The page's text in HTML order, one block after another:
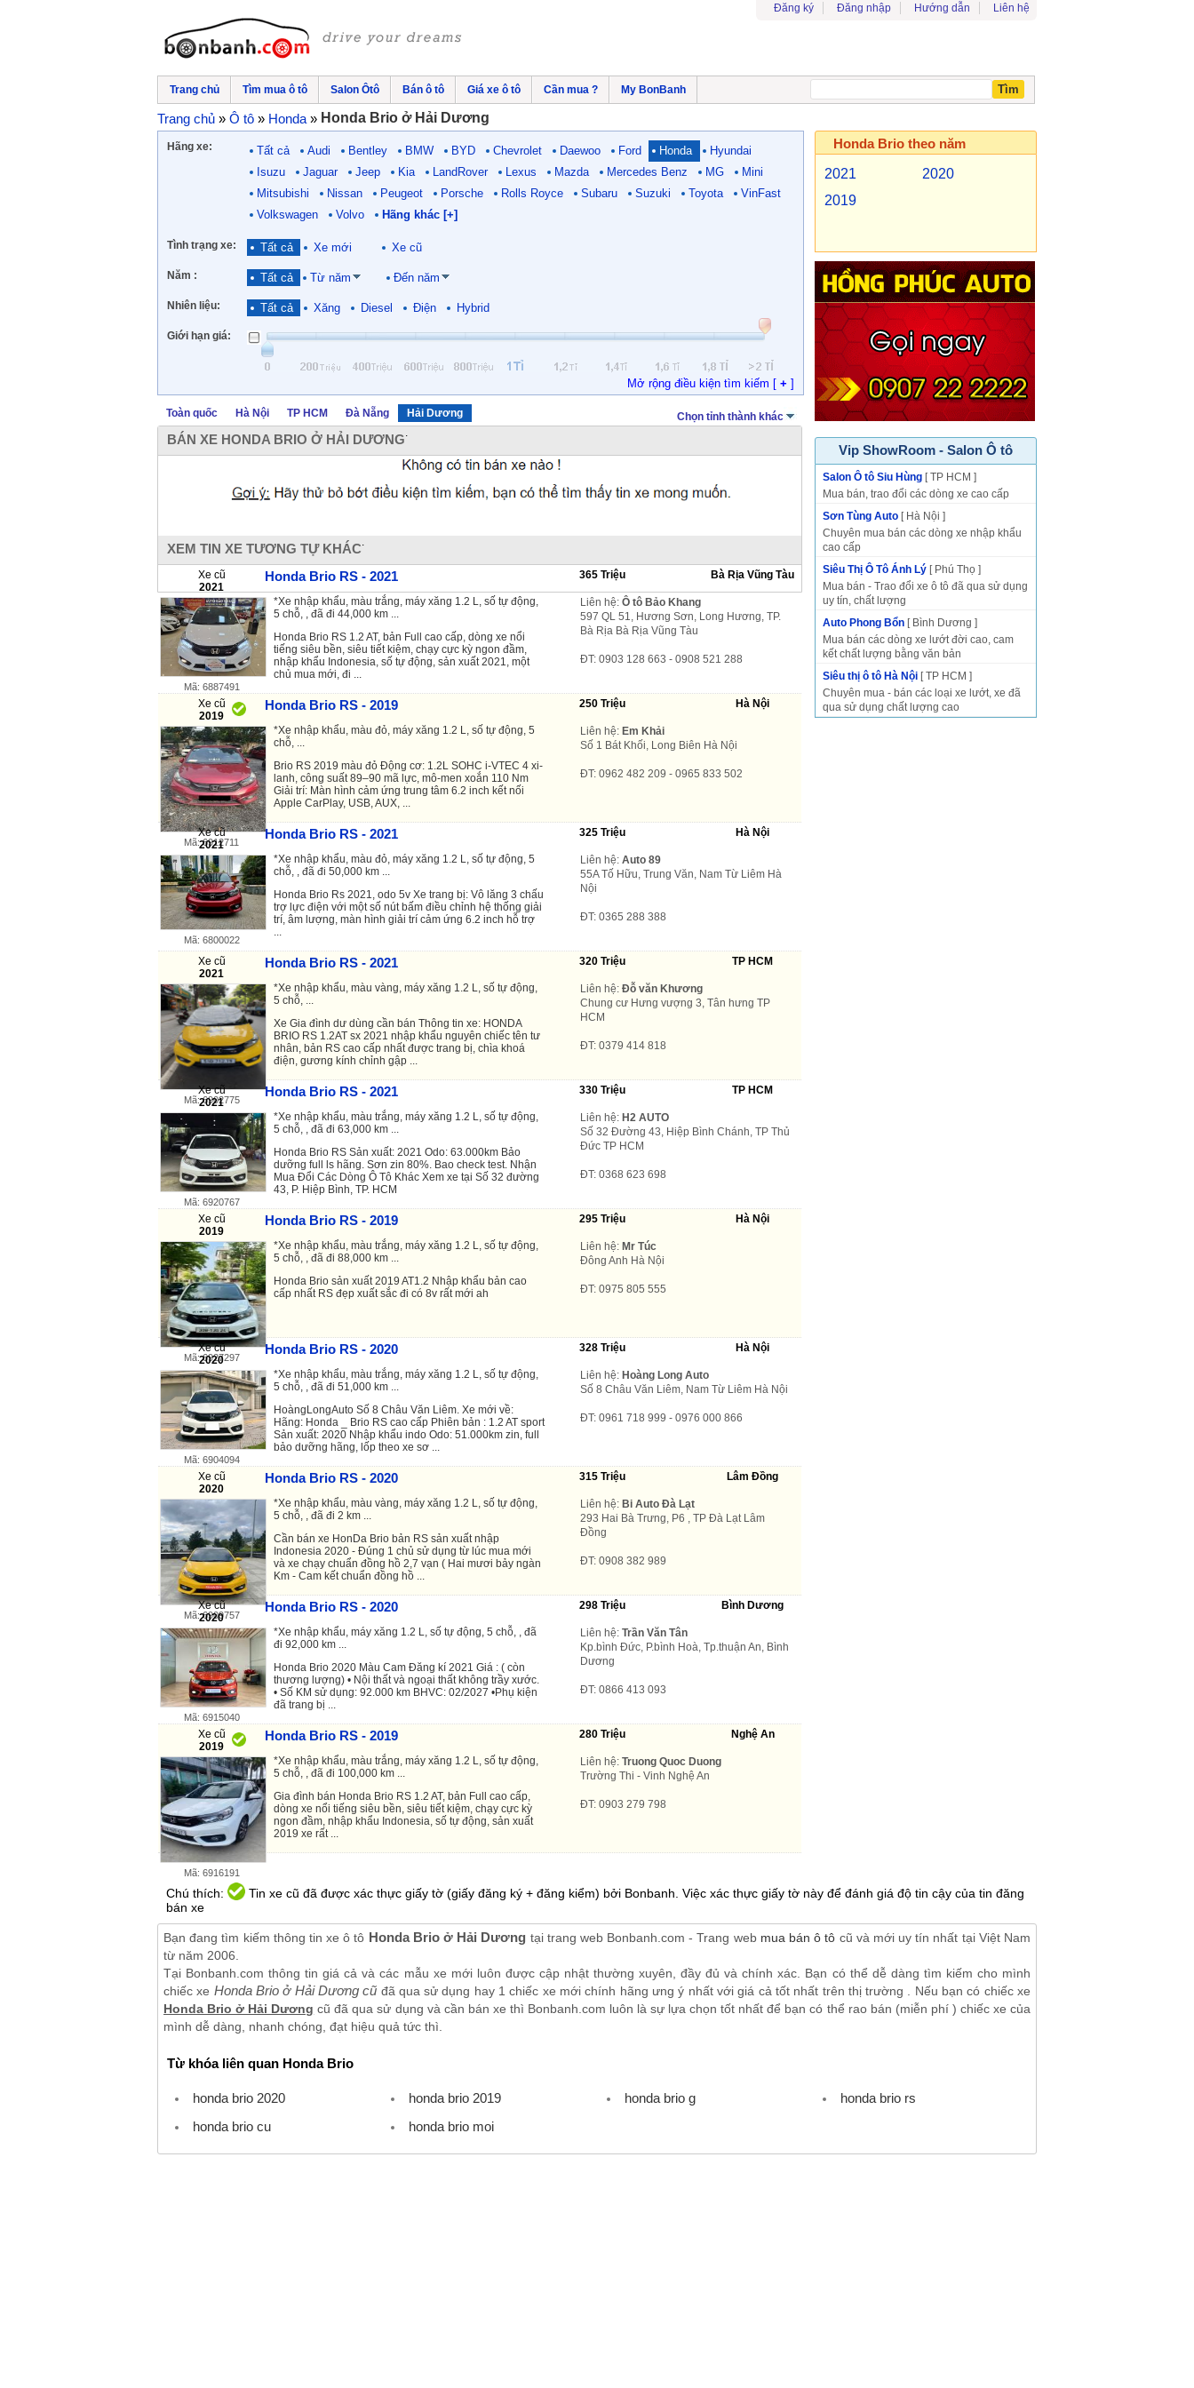
Đăng ký Đăng nhập Hướng dẫn Liên hệ
Trang chủ Tìm mua ô tô Salon Ôtô Bán ô tô Giá xe ô tô Cần mua ? My BonBanh
Trang chủ » Ô tô » Honda » Honda Brio ở Hải Dương
Hãng xe: Tất cả Audi Bentley BMW BYD Chevrolet Daewoo Ford Honda
Hyundai
Isuzu
Jaguar Jeep Kia LandRover Lexus Mazda Mercedes Benz MG
Mini
Mitsubishi
Nissan Peugeot Porsche Rolls Royce Subaru Suzuki Toyota
VinFast
Volkswagen
Volvo Hãng khác [+]
Tình trạng xe: Tất cả Xe mới Xe cũ
Năm : Tất cả Từ năm Đến năm
Nhiên liệu: Tất cả Xăng Diesel Điện Hybrid
Giới hạn giá:
Mở rộng điều kiện tìm kiếm [ + ]
Toàn quốc Hà Nội TP HCM Đà Nẵng Hải Dương Chọn tỉnh thành khác
BÁN XE HONDA BRIO Ở HẢI DƯƠNG
XEM TIN XE TƯƠNG TỰ KHÁC
Xe cũ
2021
Honda Brio RS - 2021 365 Triệu Bà Rịa Vũng Tàu
Mã: 6887491
*Xe nhập khẩu, màu trắng, máy xăng 1.2 L, số tự động,
5 chỗ, , đã đi 44,000 km ...
Honda Brio RS 1.2 AT, bản Full cao cấp, dòng xe nổi
tiếng siêu bền, siêu tiết kiệm, chạy cực kỳ ngon đầm,
nhập khẩu Indonesia, số tự động, sản xuất 2021, một
chủ mua mới, đi ...
Liên hệ: Ô tô Bảo Khang
597 QL 51, Hương Sơn, Long Hương, TP.
Bà Rịa Bà Rịa Vũng Tàu
ĐT: 0903 128 663 - 0908 521 288
Xe cũ
2019
Honda Brio RS - 2019 250 Triệu Hà Nội
Mã: 6912711
*Xe nhập khẩu, màu đỏ, máy xăng 1.2 L, số tự động, 5
chỗ, ...
Brio RS 2019 màu đỏ Động cơ: 1.2L SOHC i-VTEC 4 xi-
lanh, công suất 89–90 mã lực, mô-men xoắn 110 Nm
Giải trí: Màn hình cảm ứng trung tâm 6.2 inch kết nối
Apple CarPlay, USB, AUX, ...
Liên hệ: Em Khải
Số 1 Bát Khối, Long Biên Hà Nội
ĐT: 0962 482 209 - 0965 833 502
Xe cũ
2021
Honda Brio RS - 2021 325 Triệu Hà Nội
Mã: 6800022
*Xe nhập khẩu, màu đỏ, máy xăng 1.2 L, số tự động, 5
chỗ, , đã đi 50,000 km ...
Honda Brio Rs 2021, odo 5v Xe trang bị: Vô lăng 3 chấu
trợ lực điện với một số nút bấm điều chỉnh hệ thống giải
trí, âm lượng, màn hình giải trí cảm ứng 6.2 inch hỗ trợ
Liên hệ: Auto 89
55A Tố Hữu, Trung Văn, Nam Từ Liêm Hà
Nội
ĐT: 0365 288 388
Xe cũ
2021
Honda Brio RS - 2021 320 Triệu TP HCM
Mã: 6902775
*Xe nhập khẩu, màu vàng, máy xăng 1.2 L, số tự động,
5 chỗ, ...
Xe Gia đình dư dùng cần bán Thông tin xe: HONDA
BRIO RS 1.2AT sx 2021 nhập khẩu nguyên chiếc tên tư
nhân, bản RS cao cấp nhất được trang bị, chìa khoá
điện, gương kính chỉnh gập ...
Liên hệ: Đỗ văn Khương
Chung cư Hưng vượng 3, Tân hưng TP
HCM
ĐT: 0379 414 818
Xe cũ
2021
Honda Brio RS - 2021 330 Triệu TP HCM
Mã: 6920767
*Xe nhập khẩu, màu trắng, máy xăng 1.2 L, số tự động,
5 chỗ, , đã đi 63,000 km ...
Honda Brio RS Sản xuất: 2021 Odo: 63.000km Bảo
dưỡng full ls hãng. Sơn zin 80%. Bao check test. Nhận
Mua Đổi Các Dòng Ô Tô Khác Xem xe tại Số 32 đường
43, P. Hiệp Bình, TP. HCM
Liên hệ: H2 AUTO
Số 32 Đường 43, Hiệp Bình Chánh, TP Thủ
Đức TP HCM
ĐT: 0368 623 698
Xe cũ
2019
Honda Brio RS - 2019 295 Triệu Hà Nội
Mã: 6927297
*Xe nhập khẩu, màu trắng, máy xăng 1.2 L, số tự động,
5 chỗ, , đã đi 88,000 km ...
Honda Brio sản xuất 2019 AT1.2 Nhập khẩu bản cao
cấp nhất RS đẹp xuất sắc đi có 8v rất mới ah
Liên hệ: Mr Túc
Đông Anh Hà Nội
ĐT: 0975 805 555
Xe cũ
2020
Honda Brio RS - 2020 328 Triệu Hà Nội
Mã: 6904094
*Xe nhập khẩu, màu trắng, máy xăng 1.2 L, số tự động,
5 chỗ, , đã đi 51,000 km ...
HoàngLongAuto Số 8 Châu Văn Liêm. Xe mới về:
Hãng: Honda _ Brio RS cao cấp Phiên bản : 1.2 AT sport
Sản xuất: 2020 Nhập khẩu indo Odo: 51.000km zin, full
bảo dưỡng hãng, lốp theo xe sơ ...
Liên hệ: Hoàng Long Auto
Số 8 Châu Văn Liêm, Nam Từ Liêm Hà Nội
ĐT: 0961 718 999 - 0976 000 866
Xe cũ
2020
Honda Brio RS - 2020 315 Triệu Lâm Đồng
Mã: 6909757
*Xe nhập khẩu, màu vàng, máy xăng 1.2 L, số tự động,
5 chỗ, , đã đi 2 km ...
Cần bán xe HonDa Brio bản RS sản xuất nhập
Indonesia 2020 - Đúng 1 chủ sử dụng từ lúc mua mới
và xe chạy chuẩn đồng hồ 2,7 vạn ( Hai mươi bảy ngàn
Km - Cam kết chuẩn đồng hồ ...
Liên hệ: Bi Auto Đà Lạt
293 Hai Bà Trưng, P6 , TP Đà Lạt Lâm
Đồng
ĐT: 0908 382 989
Xe cũ
2020
Honda Brio RS - 2020 298 Triệu Bình Dương
Mã: 6915040
*Xe nhập khẩu, máy xăng 1.2 L, số tự động, 5 chỗ, , đã
đi 92,000 km ...
Honda Brio 2020 Màu Cam Đăng kí 2021 Giá : ( còn
thương lượng) • Nội thất và ngoại thất không trầy xước.
• Số KM sử dụng: 92.000 km BHVC: 02/2027 •Phụ kiện
đã trang bị ...
Liên hệ: Trần Văn Tân
Kp.bình Đức, P.bình Hoà, Tp.thuận An, Bình
Dương
ĐT: 0866 413 093
Xe cũ
2019
Honda Brio RS - 2019 280 Triệu Nghệ An
Mã: 6916191
*Xe nhập khẩu, màu trắng, máy xăng 1.2 L, số tự động,
5 chỗ, , đã đi 100,000 km ...
Gia đình bán Honda Brio RS 1.2 AT, bản Full cao cấp,
dòng xe nổi tiếng siêu bền, siêu tiết kiệm, chạy cực kỳ
ngon đầm, nhập khẩu Indonesia, số tự động, sản xuất
2019 xe rất ...
Liên hệ: Truong Quoc Duong
Trường Thi - Vinh Nghệ An
ĐT: 0903 279 798
Chú thích:
Tin xe cũ đã được xác thực giấy tờ (giấy đăng ký + đăng kiểm) bởi Bonbanh. Việc xác thực giấy tờ này để đánh giá độ tin cậy của tin đăng
bán xe
Bạn đang tìm kiếm thông tin xe ô tô Honda Brio ở Hải Dương tại trang web Bonbanh.com - Trang web mua bán ô tô cũ và mới uy tín nhất tại Việt Nam
từ năm 2006.
Tại Bonbanh.com thông tin giá cả và các mẫu xe mới luôn được cập nhật thường xuyên, đầy đủ và chính xác. Bạn có thể dễ dàng tìm kiếm cho mình
chiếc xe Honda Brio ở Hải Dương cũ đã qua sử dụng hay 1 chiếc xe mới chính hãng ưng ý nhất với giá cả tốt nhất trên thị trường . Nếu bạn có chiếc xe
Honda Brio ở Hải Dương cũ đã qua sử dụng và cần bán xe thì Bonbanh.com luôn là sự lựa chọn tốt nhất để bạn có thể rao bán (miễn phí ) chiếc xe của
mình dễ dàng, nhanh chóng, đạt hiệu quả tức thì.
Từ khóa liên quan Honda Brio
honda brio 2020 honda brio 2019 honda brio g
honda brio rs
honda brio cu
honda brio moi
Honda Brio theo năm
2021
2020
2019
Vip ShowRoom - Salon Ô tô
Salon Ô tô Siu Hùng [ TP HCM ]
Mua bán, trao đổi các dòng xe cao cấp
Sơn Tùng Auto [ Hà Nội ]
Chuyên mua bán các dòng xe nhập khẩu
cao cấp
Siêu Thị Ô Tô Ánh Lý [ Phú Thọ ]
Mua bán - Trao đổi xe ô tô đã qua sử dụng
uy tín, chất lượng
Auto Phong Bổn [ Bình Dương ]
Mua bán các dòng xe lướt đời cao, cam
kết chất lượng bằng văn bản
Siêu thị ô tô Hà Nội [ TP HCM ]
Chuyên mua - bán các loại xe lướt, xe đã
qua sử dụng chất lượng cao